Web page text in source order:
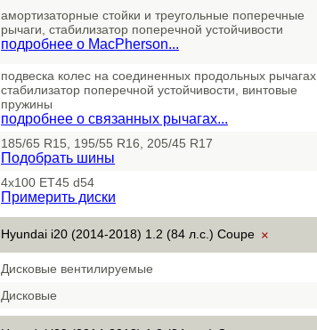
амортизаторные стойки и треугольные поперечные
рычаги, стабилизатор поперечной устойчивости
подробнее о MacPherson...
подвеска колес на соединенных продольных рычагах,
стабилизатор поперечной устойчивости, винтовые
пружины
подробнее о связанных рычагах...
185/65 R15, 195/55 R16, 205/45 R17
Подобрать шины
4x100 ET45 d54
Примерить диски
Hyundai i20 (2014-2018) 1.2 (84 л.с.) Coupe ×
Дисковые вентилируемые
Дисковые